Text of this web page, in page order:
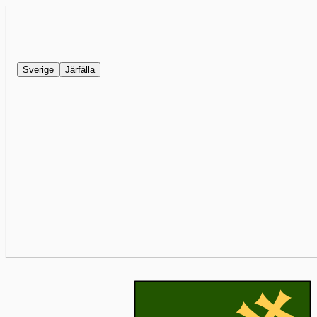
Sverige Järfälla